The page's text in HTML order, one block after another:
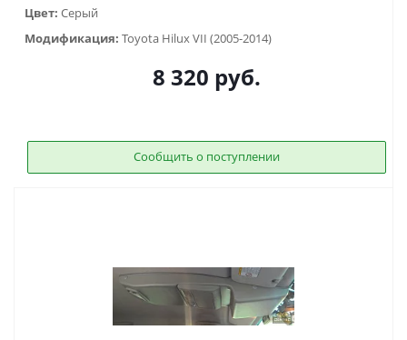
Цвет: Серый
Модификация: Toyota Hilux VII (2005-2014)
8 320 руб.
Сообщить о поступлении